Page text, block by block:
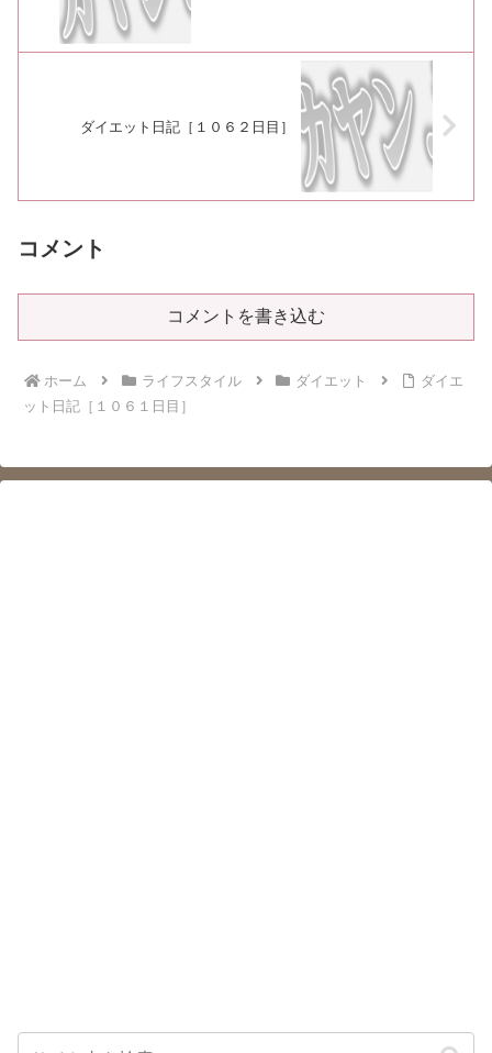
ダイエット日記［１０６２日目］
コメント
コメントを書き込む
ホーム ライフスタイル ダイエット
ダイエ
ット日記［１０６１日目］